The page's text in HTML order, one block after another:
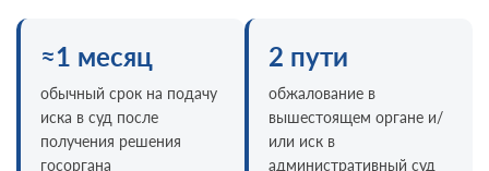
≈1 месяц
обычный срок на подачу
иска в суд после
получения решения
госоргана
2 пути
обжалование в
вышестоящем органе и/
или иск в
административный суд